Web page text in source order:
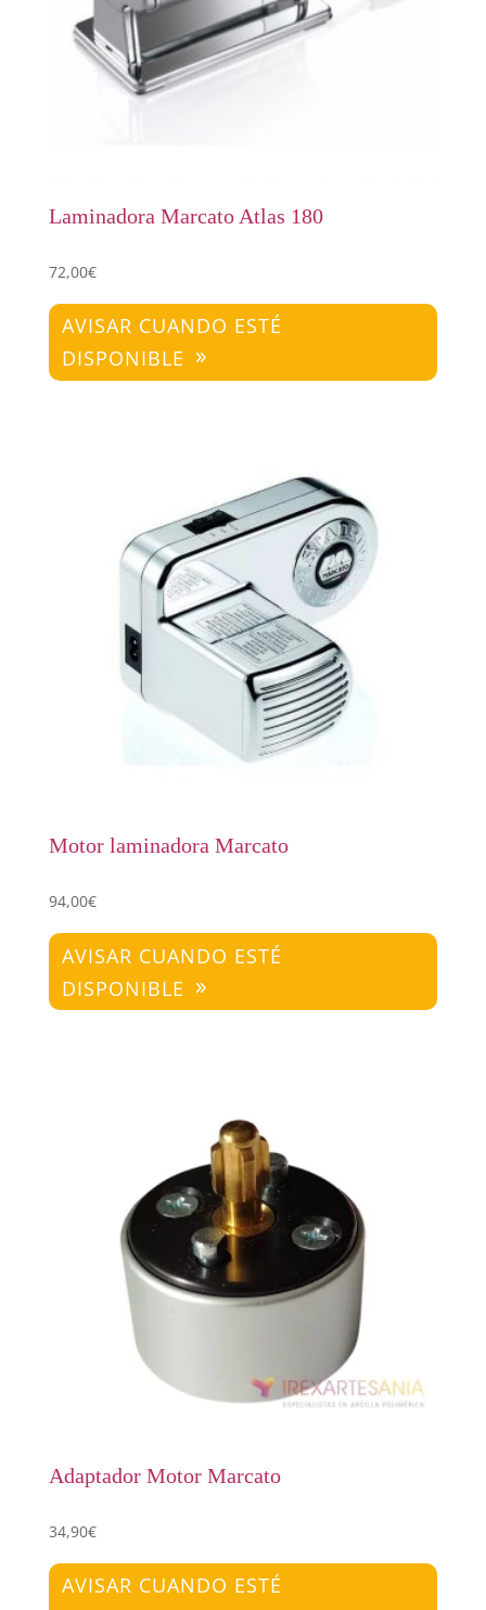
Laminadora Marcato Atlas 180
72,00€
AVISAR CUANDO ESTÉ
DISPONIBLE
Motor laminadora Marcato
94,00€
AVISAR CUANDO ESTÉ
DISPONIBLE
Adaptador Motor Marcato
34,90€
AVISAR CUANDO ESTÉ